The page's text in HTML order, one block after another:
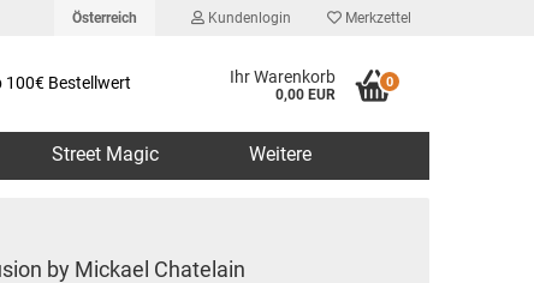
Österreich Kundenlogin Merkzettel
100€ Bestellwert Ihr Warenkorb
0,00 EUR
0
Street Magic Weitere
by Mickael Chatelain